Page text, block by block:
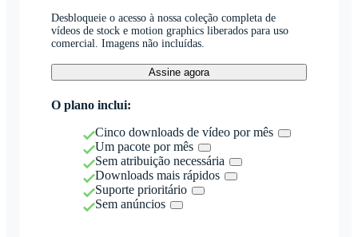
Desbloqueie o acesso à nossa coleção completa de
vídeos de stock e motion graphics liberados para uso
comercial. Imagens não incluídas.
Assine agora
O plano inclui:
Cinco downloads de vídeo por mês
Um pacote por mês
Sem atribuição necessária
Downloads mais rápidos
Suporte prioritário
Sem anúncios